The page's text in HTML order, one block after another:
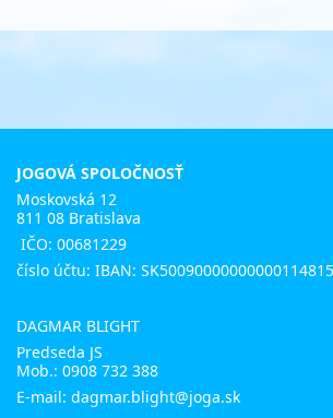
JOGOVÁ SPOLOČNOSŤ
Moskovská 12
811 08 Bratislava
IČO: 00681229
číslo účtu: IBAN:
DAGMAR BLIGHT
Predseda JS
Mob.: 0908 732 388
E-mail: dagmar.blight@joga.sk